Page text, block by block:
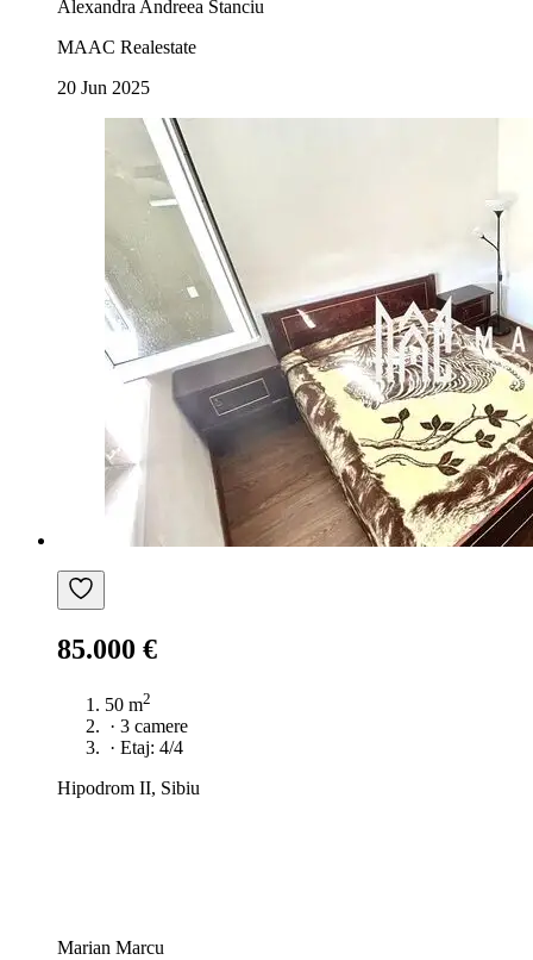
Alexandra Andreea Stanciu
MAAC Realestate
20 Jun 2025
85.000 €
50 m2
· 3 camere
· Etaj: 4/4
Hipodrom II, Sibiu
Marian Marcu